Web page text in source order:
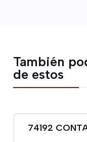
También
de estos
74192